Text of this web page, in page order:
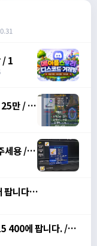
/ 1
만 / 마
/ 마력
o/sdHYKEcg
세용 / 골
60 /
팝니다
gZBfyJ6f /
400에 팝니다. /